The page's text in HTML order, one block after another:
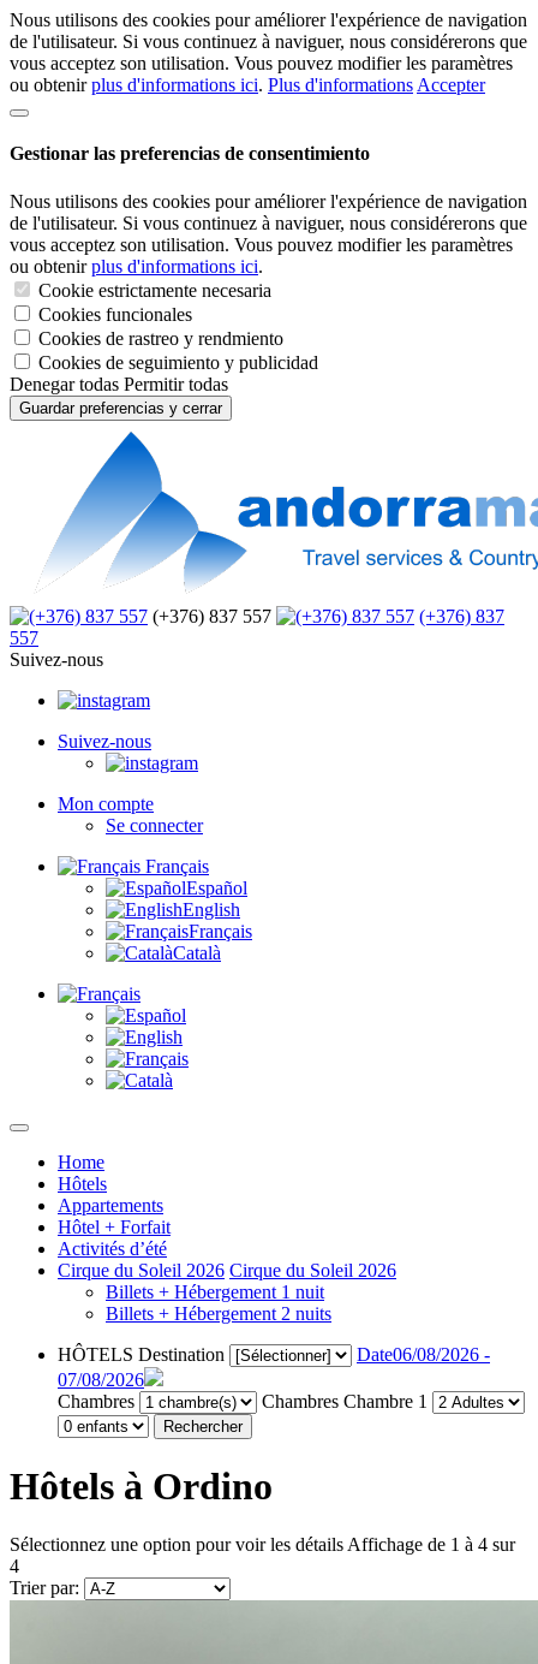
Nous utilisons des cookies pour améliorer l'expérience de navigation
de l'utilisateur. Si vous continuez à naviguer, nous considérerons que
vous acceptez son utilisation. Vous pouvez modifier les paramètres
ou obtenirplus d'informations ici. Plus d'informations Accepter
Gestionar las preferencias de consentimiento
Nous utilisons des cookies pour améliorer l'expérience de navigation
de l'utilisateur. Si vous continuez à naviguer, nous considérerons que
vous acceptez son utilisation. Vous pouvez modifier les paramètres
ou obtenirplus d'informations ici.
Cookie estrictamente necesaria
Cookies funcionales
Cookies de rastreo y rendmiento
Cookies de seguimiento y publicidad
Denegar todas Permitir todas
Guardar preferencias y cerrar
(+376) 837 557
(+376) 837
557
Suivez-nous
Suivez-nous
Mon compte
Se connecter
Français
Español
English
Français
Català
Home
Hôtels
Appartements
Hôtel + Forfait
Activités d’été
Cirque du Soleil 2026 Cirque du Soleil 2026
Billets + Hébergement 1 nuit
Billets + Hébergement 2 nuits
HÔTELS Destination Date06/08/2026 -
07/08/2026
Chambres
Chambres Chambre 1
Rechercher
Hôtels à Ordino
Sélectionnez une option pour voir les détailsAffichage de 1 à 4 sur
4
Trier par: